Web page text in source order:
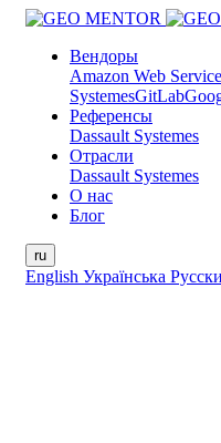
Вендоры
Amazon Web
SystemesGitLab
Референсы
Dassault Systemes
Отрасли
Dassault Systemes
О нас
Блог
ru
English Українська